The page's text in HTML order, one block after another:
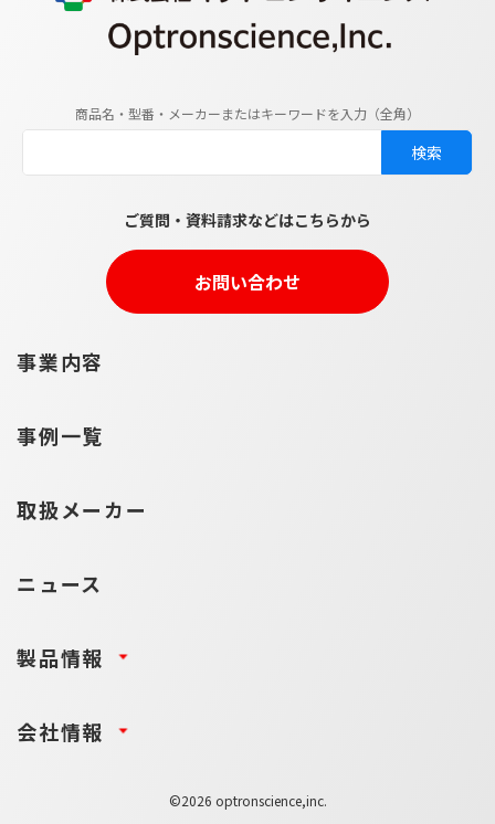
商品名・型番・メーカーまたはキーワードを入力（全角）
ご質問・資料請求などはこちらから
お問い合わせ
事業内容
事例一覧
取扱メーカー
ニュース
製品情報
会社情報
©2026 optronscience,inc.